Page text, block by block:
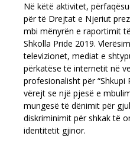
Në këtë aktivitet,
për të Drejtat e Njeriut
mbi mënyrën e raportimit
Shkolla Pride 2019.
televizionet, mediat e
përkatëse të internetit në
profesionalisht për “Shkupi
vërejt se një pjesë e
mungesë të dënimit për
diskriminimit për shkak të
identitetit gjinor.